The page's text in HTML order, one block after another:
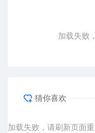
加载失败
猜你喜欢
加载失败，请刷新页面